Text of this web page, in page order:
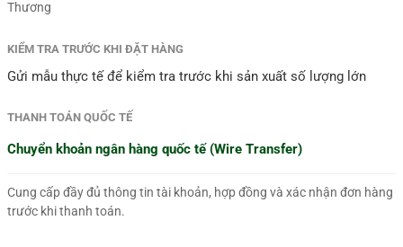
Thương
KIỂM TRA TRƯỚC KHI ĐẶT HÀNG
Gửi mẫu thực tế để kiểm tra trước khi sản xuất số lượng lớn
THANH TOÁN QUỐC TẾ
Chuyển khoản ngân hàng quốc tế (Wire Transfer)
Cung cấp đầy đủ thông tin tài khoản, hợp đồng và xác nhận đơn hàng
trước khi thanh toán.